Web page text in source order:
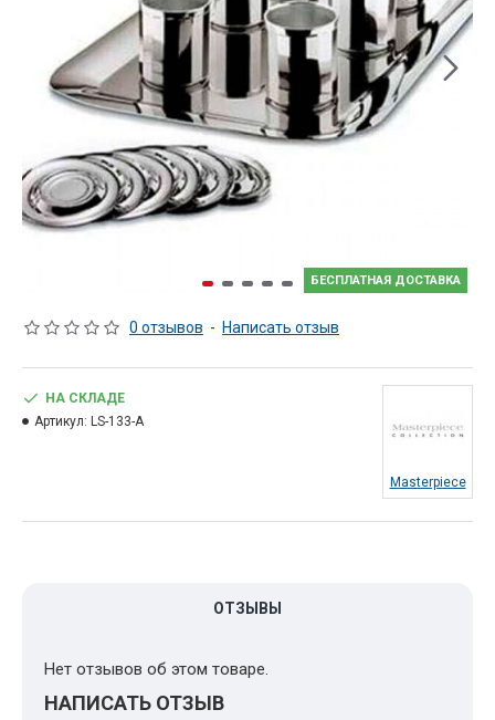
БЕСПЛАТНАЯ ДОСТАВКА
0 отзывов - Написать отзыв
НА СКЛАДЕ
Артикул: LS-133-A
Masterpiece
ОТЗЫВЫ
Нет отзывов об этом товаре.
НАПИСАТЬ ОТЗЫВ